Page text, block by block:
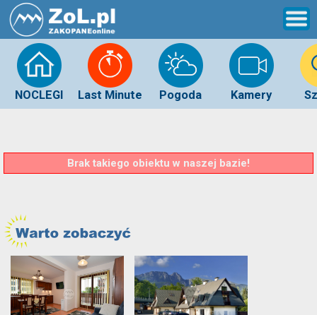
NOCLEGI Last Minute Pogoda Kamery
Brak takiego obiektu w naszej bazie!